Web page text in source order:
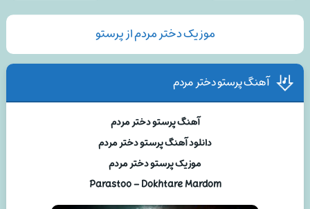
موزیک دختر مردم از پرستو
آهنگ پرستو دختر مردم
آهنگ پرستو دختر مردم
دانلود آهنگ پرستو دختر مردم
موزیک پرستو دختر مردم
Parastoo – Dokhtare Mardom